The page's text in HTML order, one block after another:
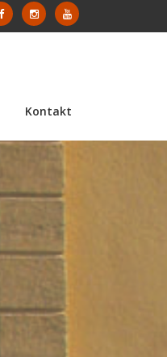
Kontakt